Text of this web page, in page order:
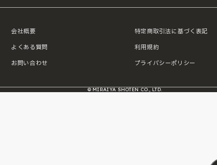
会社概要
よくある質問
お問い合わせ
特定商取引法に基づく表記
利用規約
プライバシーポリシー
© MIRAIYA SHOTEN CO., LTD.